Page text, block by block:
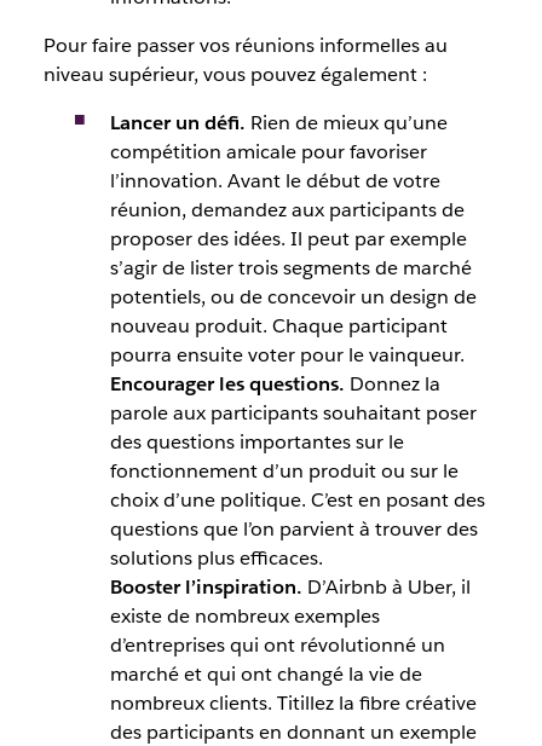
Pour faire passer vos réunions informelles au
niveau supérieur, vous pouvez également :
Lancer un défi. Rien de mieux qu’une
compétition amicale pour favoriser
l’innovation. Avant le début de votre
réunion, demandez aux participants de
proposer des idées. Il peut par exemple
s’agir de lister trois segments de marché
potentiels, ou de concevoir un design de
nouveau produit. Chaque participant
pourra ensuite voter pour le vainqueur.
Encourager les questions. Donnez la
parole aux participants souhaitant poser
des questions importantes sur le
fonctionnement d’un produit ou sur le
choix d’une politique. C’est en posant des
questions que l’on parvient à trouver des
solutions plus efficaces.
Booster l’inspiration. D’Airbnb à Uber, il
existe de nombreux exemples
d’entreprises qui ont révolutionné un
marché et qui ont changé la vie de
nombreux clients. Titillez la fibre créative
des participants en donnant un exemple